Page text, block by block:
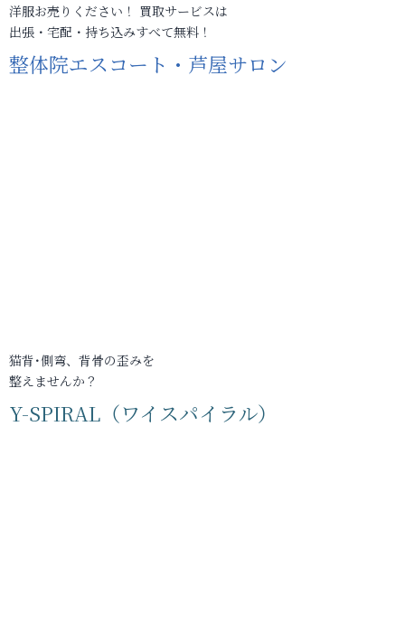
洋服お売りください！ 買取サービスは
出張・宅配・持ち込みすべて無料！
整体院エスコート・芦屋サロン
猫背･側弯、背骨の歪みを
整えませんか？
Y-SPIRAL（ワイスパイラル）